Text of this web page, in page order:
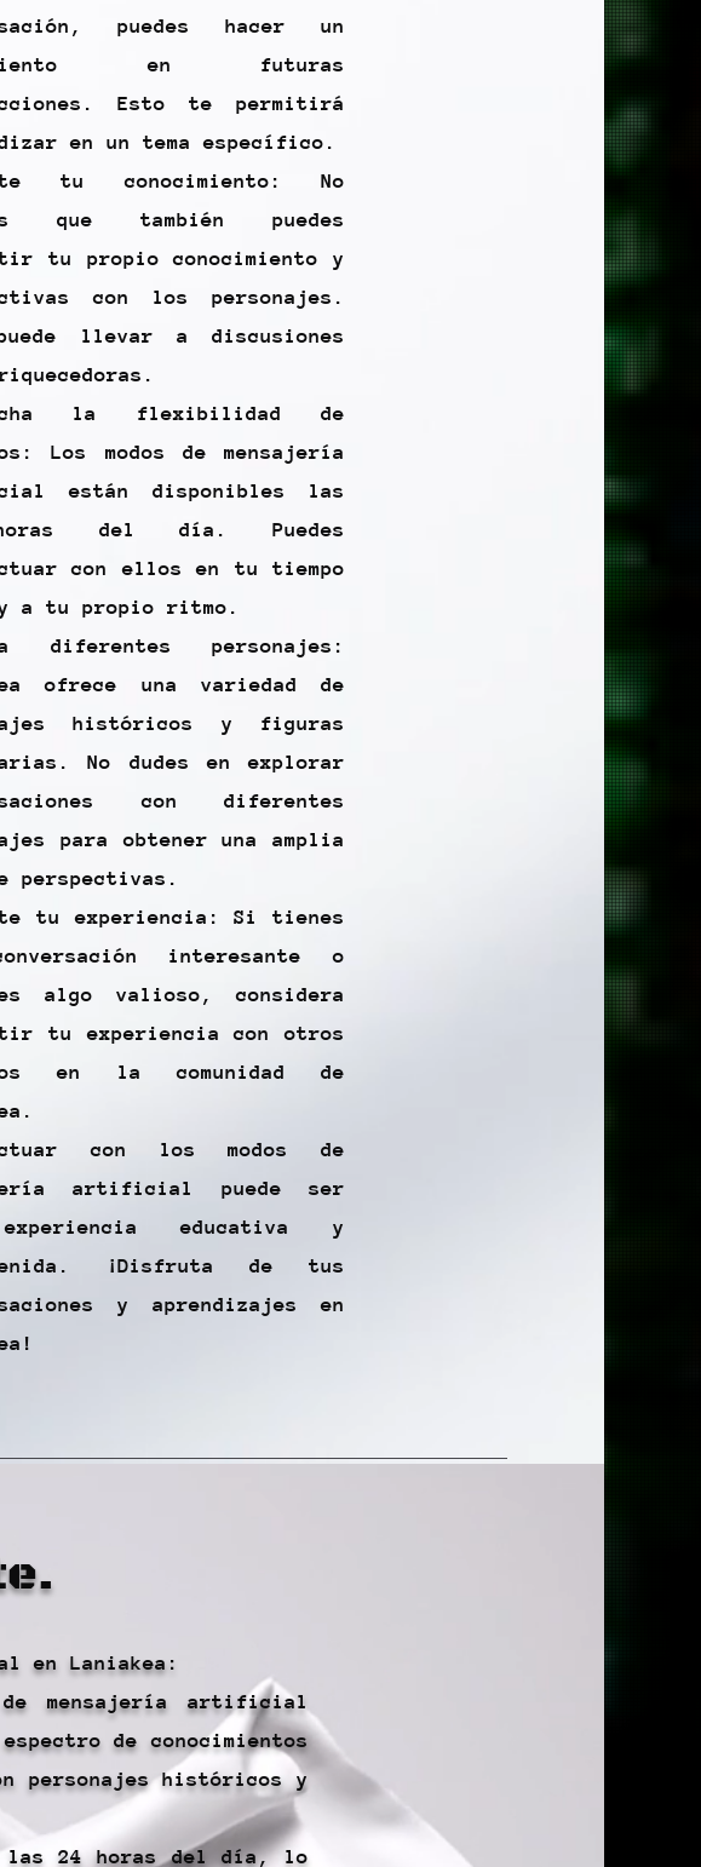
puedes hacer un
en futuras
Esto te permitirá
en un tema específico.
tu conocimiento: No
que también puedes
tu propio conocimiento y
con los personajes.
llevar a discusiones
la flexibilidad de
Los modos de mensajería
están disponibles las
del día. Puedes
con ellos en tu tiempo
a tu propio ritmo.
diferentes personajes:
ofrece una variedad de
históricos y figuras
No dudes en explorar
con diferentes
para obtener una amplia
perspectivas.
tu experiencia: Si tienes
interesante o
algo valioso, considera
tu experiencia con otros
en la comunidad de
con los modos de
artificial puede ser
educativa y
¡Disfruta de tus
y aprendizajes en
en Laniakea:
de mensajería artificial
de conocimientos
personajes históricos y
las 24 horas del día, lo